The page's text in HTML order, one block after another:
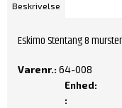
Beskrivelse
Eskimo Stentang 8
Varenr.: 64-008
Enhed:
: